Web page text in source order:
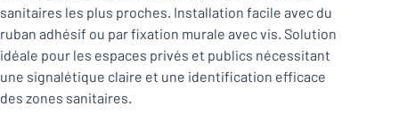
Construction et électricité
Industrie et fabrication
Trafic et véhicules
Autocollants
Plaques
Secteur
Maison
et
intérieur
Marquage
Bureau
sanitaires les plus proches. Installation facile avec du
ruban adhésif ou par fixation murale avec vis. Solution
idéale pour les espaces privés et publics nécessitant
une signalétique claire et une identification efficace
des zones sanitaires.